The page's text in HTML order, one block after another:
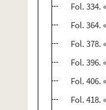
Fol. 334.
Fol. 364.
Fol. 378.
Fol. 396.
Fol. 406.
Fol. 418.